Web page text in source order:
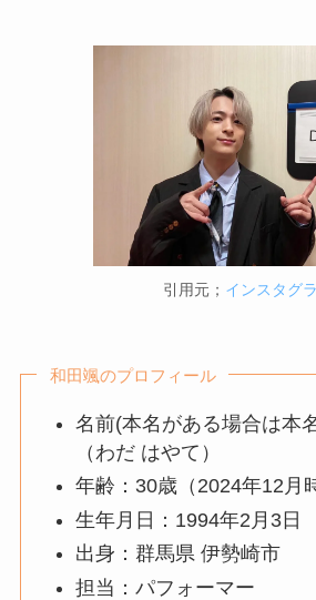
引用元； インスタグ
和田颯のプロフィール
名前(本名がある場合は本
（わだ はやて）
年齢：30歳（2024年12月
生年月日：1994年2月3日
出身：群馬県 伊勢崎市
担当：パフォーマー